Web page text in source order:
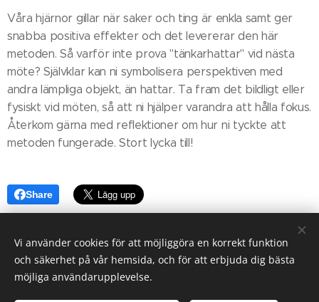
Våra hjärnor gillar när saker och ting är enkla samt ger
snabba positiva effekter och det levererar den här
metoden. Så varför inte prova "tänkarhattar" vid nästa
möte? Självklar kan ni symbolisera perspektiven med
andra lämpliga objekt, än hattar. Ta fram det bildligt eller
fysiskt vid möten, så att ni hjälper varandra att hålla fokus.
Återkom gärna med reflektioner om hur ni tyckte att
metoden fungerade. Stort lycka till!
Share
Klefsjö Consulting, Långgatan 30 A, 974 32 Luleå, 070-99 69648,
Vi använder cookies för att möjliggöra en korrekt funktion
och säkerhet på vår hemsida, och för att erbjuda dig bästa
möjliga användarupplevelse.